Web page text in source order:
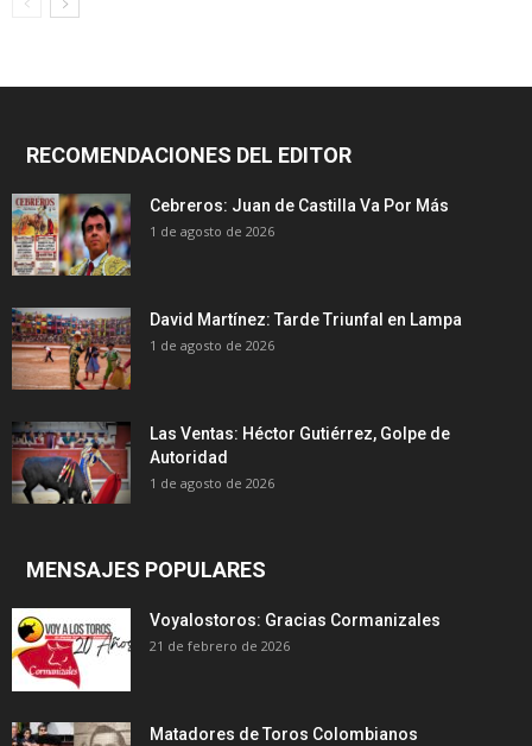
RECOMENDACIONES DEL EDITOR
Cebreros: Juan de Castilla Va Por Más
1 de agosto de 2026
David Martínez: Tarde Triunfal en Lampa
1 de agosto de 2026
Las Ventas: Héctor Gutiérrez, Golpe de
Autoridad
1 de agosto de 2026
MENSAJES POPULARES
Voyalostoros: Gracias Cormanizales
21 de febrero de 2026
Matadores de Toros Colombianos